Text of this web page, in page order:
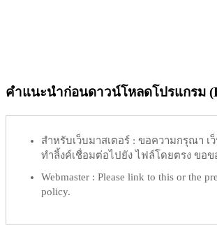
คำแนะนำก่อนดาวน์โหลดโปรแกรม
สำหรับเว็บมาสเตอร์ : ขอความกรุณา เ
ทำลิ้งค์เชื่อมต่อไปยัง ไฟล์โดยตรง ขอ
Webmaster : Please link to this or the
policy.